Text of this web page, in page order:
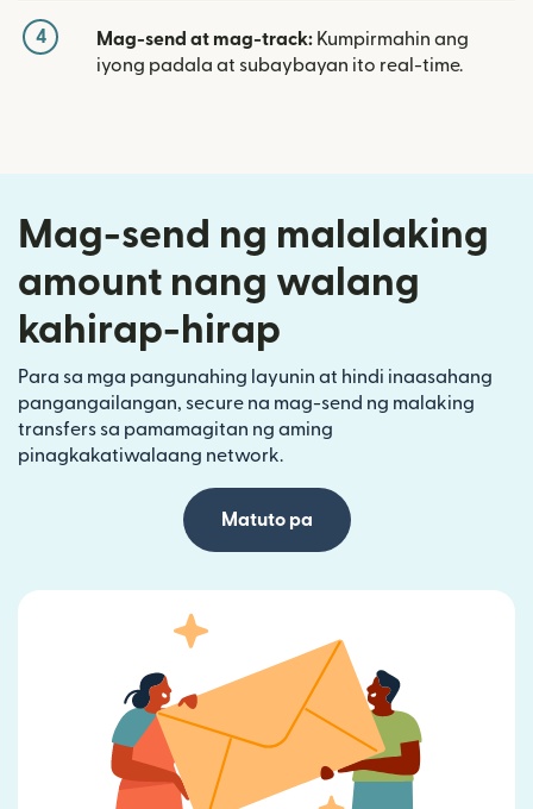
4 Mag-send at mag-track: Kumpirmahin ang
iyong padala at subaybayan ito real-time.
Mag-send ng malalaking
amount nang walang
kahirap-hirap
Para sa mga pangunahing layunin at hindi inaasahang
pangangailangan, secure na mag-send ng malaking
transfers sa pamamagitan ng aming
pinagkakatiwalaang network.
Matuto pa